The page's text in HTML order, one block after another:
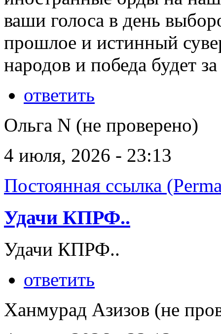
ваши голоса в день
прошлое и истинный
народов и победа будет
ответить
Ольга N (не проверено)
4 июля, 2026 - 23:13
Постоянная ссылка
Удачи КПРФ..
Удачи КПРФ..
ответить
Ханмурад Азизов (не